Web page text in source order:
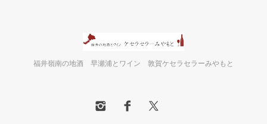
福井嶺南の地酒 早瀬浦とワイン 敦賀ケセラセラーみやもと